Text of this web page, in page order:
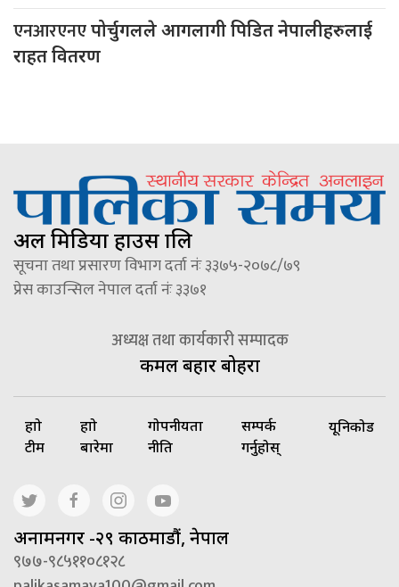
एनआरएनएपोर्चुगलले आगलागी पिडित नेपालीहरुलाई
राहत वितरण
अल मिडिया हाउस प्रालि
सूचना तथा प्रसारण विभाग दर्ता नंः ३३७५-२०७८/७९
प्रेस काउन्सिल नेपाल दर्ता नंः ३३७१
अध्यक्ष तथा कार्यकारी सम्पादक
कमल बहादुर बोहरा
हाम्रो
टीम
हाम्रो
बारेमा
गोपनीयता
नीति
सम्पर्क
गर्नुहोस्
यूनिकोड
अनामनगर -२९ काठमाडौं, नेपाल
९७७-९८५११०८१२८